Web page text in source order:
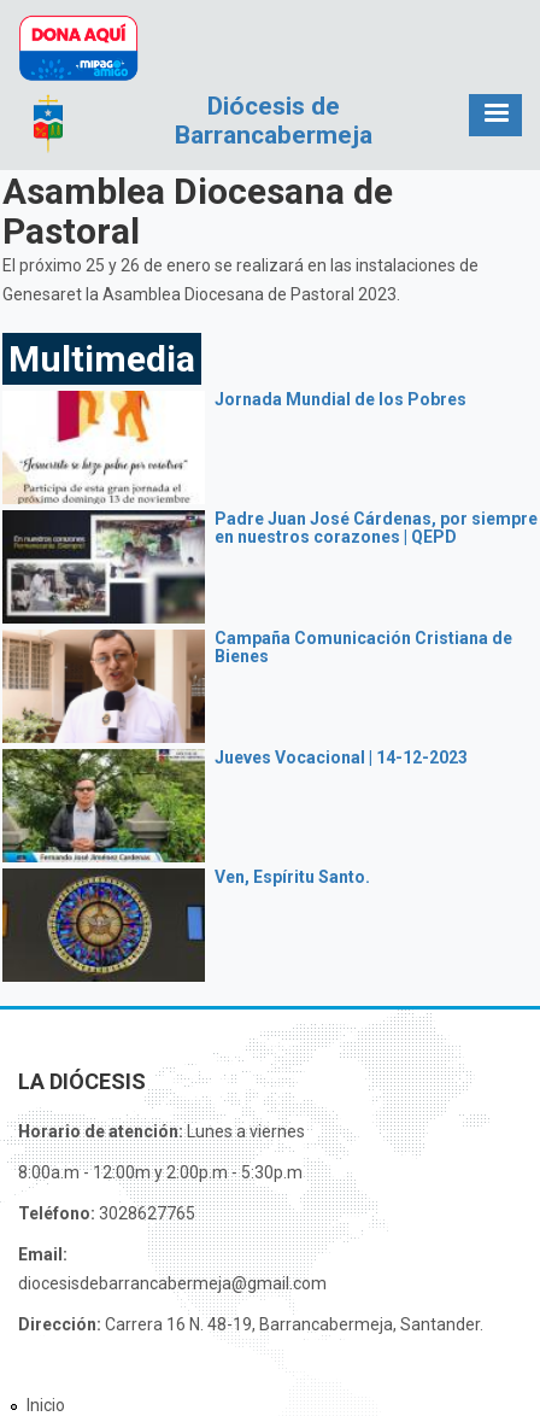
Pasar al contenido principal
Diócesis de
Barrancabermeja
Asamblea Diocesana de
Pastoral
El próximo 25 y 26 de enero se realizará en las instalaciones de
Genesaret la Asamblea Diocesana de Pastoral 2023.
Multimedia
Jornada Mundial de los Pobres
Padre Juan José Cárdenas, por siempre
en nuestros corazones | QEPD
Campaña Comunicación Cristiana de
Bienes
Jueves Vocacional | 14-12-2023
Ven, Espíritu Santo.
LA DIÓCESIS
Horario de atención:Lunes a viernes
8:00a.m - 12:00m y 2:00p.m - 5:30p.m
Teléfono: 3028627765
Email:
diocesisdebarrancabermeja@gmail.com
Dirección: Carrera 16 N. 48-19, Barrancabermeja, Santander.
Inicio